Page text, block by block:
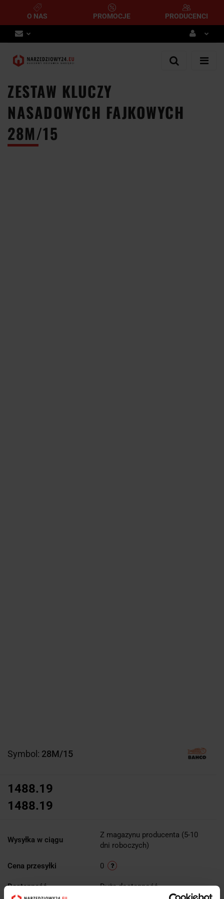
O NAS PROMOCJE PRODUCENCI
Zaloguj się
ZESTAW KLUCZY
NASADOWYCH FAJKOWYCH
28M/15
Symbol: 28M/15
1488.19
1488.19
Wysyłka w ciągu
Z magazynu producenta (5-10
dni roboczych)
Cena przesyłki 0
Dostępność Duża dostępność